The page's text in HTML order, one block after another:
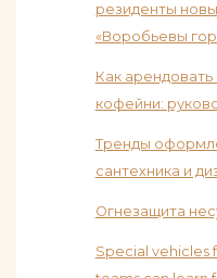
резиденты
«Воробьевы
Как
кофейни:
Тренды
сантехника и
Огнезащита
Special vehicles